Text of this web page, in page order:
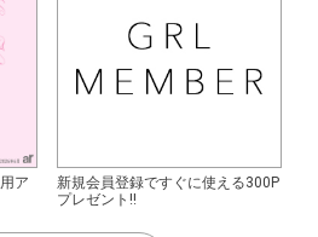
ア
新規会員登録ですぐに使える300P
プレゼント!!